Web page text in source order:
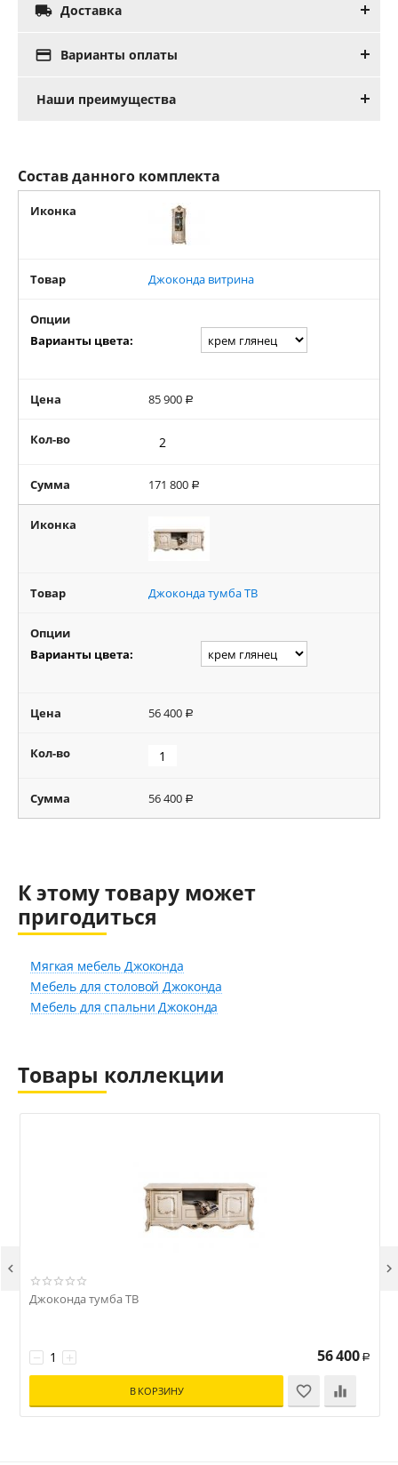
 Доставка
 Варианты оплаты
Наши преимущества
Состав данного комплекта
Иконка
Товар Джоконда витрина
Опции
Варианты цвета:
Цена 85 900 Р
Кол-во
Сумма 171 800 Р
Иконка
Товар Джоконда тумба ТВ
Опции
Варианты цвета:
Цена 56 400 Р
Кол-во
Сумма 56 400 Р
К этому товару может
пригодиться
Мягкая мебель Джоконда
Мебель для столовой Джоконда
Мебель для спальни Джоконда
Товары коллекции
Джоконда тумба ТВ
+
− 56 400 Р
В КОРЗИНУ
 